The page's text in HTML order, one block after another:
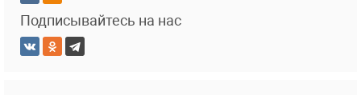
Подписывайтесь на нас